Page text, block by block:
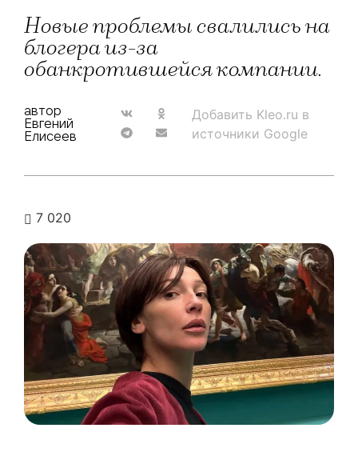
Новые проблемы свалились на
блогера из-за
обанкротившейся компании.
автор
Евгений
Елисеев
Добавить Kleo.ru в
источники Google
7 020